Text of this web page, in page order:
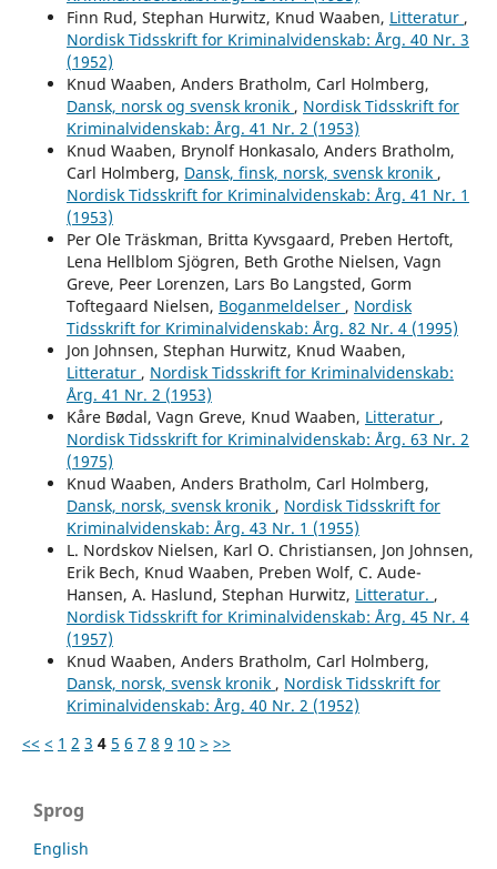
Finn Rud, Stephan Hurwitz, Knud Waaben, Litteratur ,
Nordisk Tidsskrift for Kriminalvidenskab: Årg. 40 Nr. 3
(1952)
Knud Waaben, Anders Bratholm, Carl Holmberg,
Dansk, norsk og svensk kronik , Nordisk Tidsskrift for
Kriminalvidenskab: Årg. 41 Nr. 2 (1953)
Knud Waaben, Brynolf Honkasalo, Anders Bratholm,
Carl Holmberg, Dansk, finsk, norsk, svensk kronik ,
Nordisk Tidsskrift for Kriminalvidenskab: Årg. 41 Nr. 1
(1953)
Per Ole Träskman, Britta Kyvsgaard, Preben Hertoft,
Lena Hellblom Sjögren, Beth Grothe Nielsen, Vagn
Greve, Peer Lorenzen, Lars Bo Langsted, Gorm
Toftegaard Nielsen, Boganmeldelser , Nordisk
Tidsskrift for Kriminalvidenskab: Årg. 82 Nr. 4 (1995)
Jon Johnsen, Stephan Hurwitz, Knud Waaben,
Litteratur , Nordisk Tidsskrift for Kriminalvidenskab:
Årg. 41 Nr. 2 (1953)
Kåre Bødal, Vagn Greve, Knud Waaben, Litteratur ,
Nordisk Tidsskrift for Kriminalvidenskab: Årg. 63 Nr. 2
(1975)
Knud Waaben, Anders Bratholm, Carl Holmberg,
Dansk, norsk, svensk kronik , Nordisk Tidsskrift for
Kriminalvidenskab: Årg. 43 Nr. 1 (1955)
L. Nordskov Nielsen, Karl O. Christiansen, Jon Johnsen,
Erik Bech, Knud Waaben, Preben Wolf, C. Aude-
Hansen, A. Haslund, Stephan Hurwitz, Litteratur. ,
Nordisk Tidsskrift for Kriminalvidenskab: Årg. 45 Nr. 4
(1957)
Knud Waaben, Anders Bratholm, Carl Holmberg,
Dansk, norsk, svensk kronik , Nordisk Tidsskrift for
Kriminalvidenskab: Årg. 40 Nr. 2 (1952)
<< < 1 2 3 4 5 6 7 8 9 10 > >>
Sprog
English